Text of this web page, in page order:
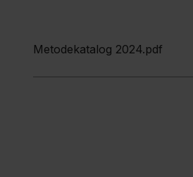
Metodekatalog 2024.pdf